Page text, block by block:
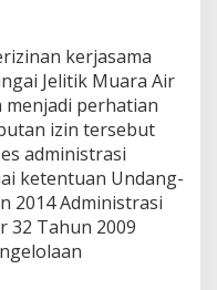
kerjasama
Jelitik Muara Air
menjadi perhatian
izin tersebut
administrasi
ketentuan Undang-
2014 Administrasi
32 Tahun 2009